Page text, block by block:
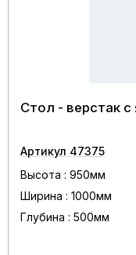
Стол - верстак
Артикул 47375
Высота : 950мм
Ширина : 1000мм
Глубина : 500мм